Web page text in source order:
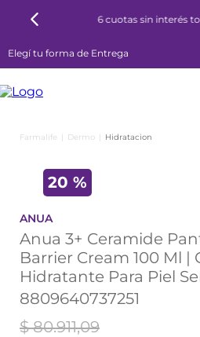
6 cuotas sin interés
Elegí tu forma de Entrega
Dermo Hidratacion
20 %
ANUA
Anua 3+ Ceramide
Barrier Cream 100 Ml |
Hidratante Para Piel
8809640737251
$ 80.911,09